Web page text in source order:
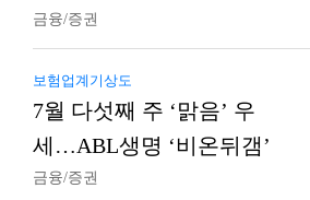
금융/증권
보험업계기상도
7월 다섯째 주 ‘맑음’ 우
세…ABL생명 ‘비온뒤갬’
금융/증권